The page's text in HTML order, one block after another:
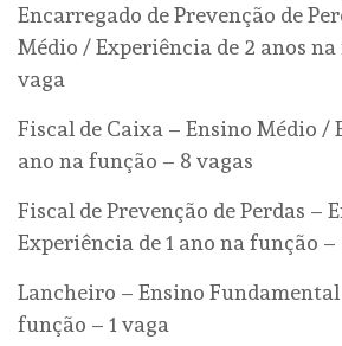
Encarregado de Prevenção de
Médio / Experiência de 2 anos na
vaga
Fiscal de Caixa – Ensino Médio /
ano na função – 8 vagas
Fiscal de Prevenção de Perdas –
Experiência de 1 ano na função –
Lancheiro – Ensino
função – 1 vaga